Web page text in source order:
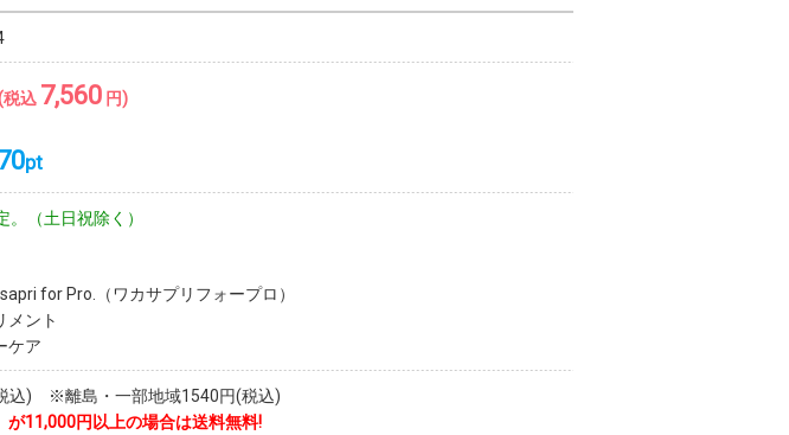
込 7,560円)
pt
（土日祝除く）
for Pro.（ワカサプリフォープロ）
メント
ケア
込) ※離島・一部地域1540円(税込)
が11,000円以上の場合は送料無料!